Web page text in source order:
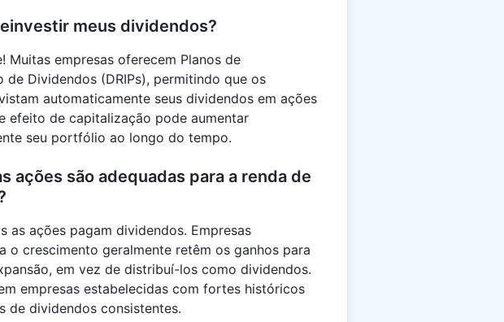
meus dividendos?
Muitas empresas oferecem Planos de
de Dividendos (DRIPs), permitindo que os
automaticamente seus dividendos em ações
efeito de capitalização pode aumentar
seu portfólio ao longo do tempo.
ações são adequadas para a renda de
as ações pagam dividendos. Empresas
o crescimento geralmente retêm os ganhos para
em vez de distribuí-los como dividendos.
empresas estabelecidas com fortes históricos
de dividendos consistentes.